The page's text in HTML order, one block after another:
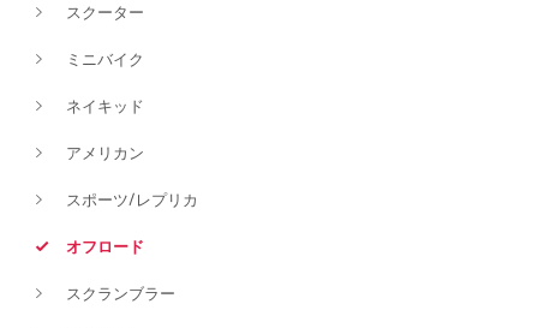
スクーター
ミニバイク
ネイキッド
アメリカン
スポーツ/レプリカ
オフロード
スクランブラー
価格